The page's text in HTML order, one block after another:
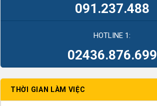
091.237.488
HOTLINE 1:
02436.876.699
THỜI GIAN LÀM VIỆC